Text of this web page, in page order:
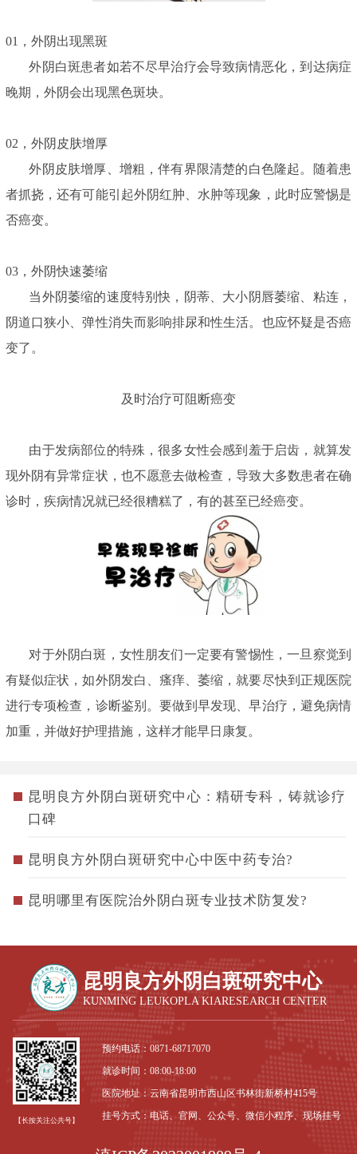
01，外阴出现黑斑
外阴白斑患者如若不尽早治疗会导致病情恶化，到达病症
晚期，外阴会出现黑色斑块。
02，外阴皮肤增厚
外阴皮肤增厚、增粗，伴有界限清楚的白色隆起。随着患
者抓挠，还有可能引起外阴红肿、水肿等现象，此时应警惕是
否癌变。
03，外阴快速萎缩
当外阴萎缩的速度特别快，阴蒂、大小阴唇萎缩、粘连，
阴道口狭小、弹性消失而影响排尿和性生活。也应怀疑是否癌
变了。
及时治疗可阻断癌变
由于发病部位的特殊，很多女性会感到羞于启齿，就算发
现外阴有异常症状，也不愿意去做检查，导致大多数患者在确
诊时，疾病情况就已经很糟糕了，有的甚至已经癌变。
对于外阴白斑，女性朋友们一定要有警惕性，一旦察觉到
有疑似症状，如外阴发白、瘙痒、萎缩，就要尽快到正规医院
进行专项检查，诊断鉴别。要做到早发现、早治疗，避免病情
加重，并做好护理措施，这样才能早日康复。
昆明良方外阴白斑研究中心：精研专科，铸就诊疗
口碑
昆明良方外阴白斑研究中心中医中药专治?
昆明哪里有医院治外阴白斑专业技术防复发?
昆明良方外阴白斑研究中心
KUNMING LEUKOPLA KIARESEARCH CENTER
【长按关注公共号】
预约电话：0871-68717070
就诊时间：08:00-18:00
医院地址：云南省昆明市西山区书林街新桥村415号
挂号方式：电话、官网、公众号、微信小程序、现场挂号